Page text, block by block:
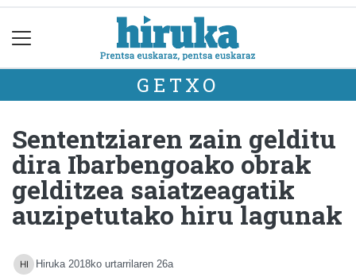
GETXO
Sententziaren zain gelditu
dira Ibarbengoako obrak
gelditzea saiatzeagatik
auzipetutako hiru lagunak
Hiruka 2018ko urtarrilaren 26a